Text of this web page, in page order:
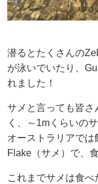
潜るとたくさんの
が泳いでいたり、
れました！
サメと言っても皆さ
く、～1mくらいの
オーストラリアで
Flake（サメ）で、
これまでサメは食